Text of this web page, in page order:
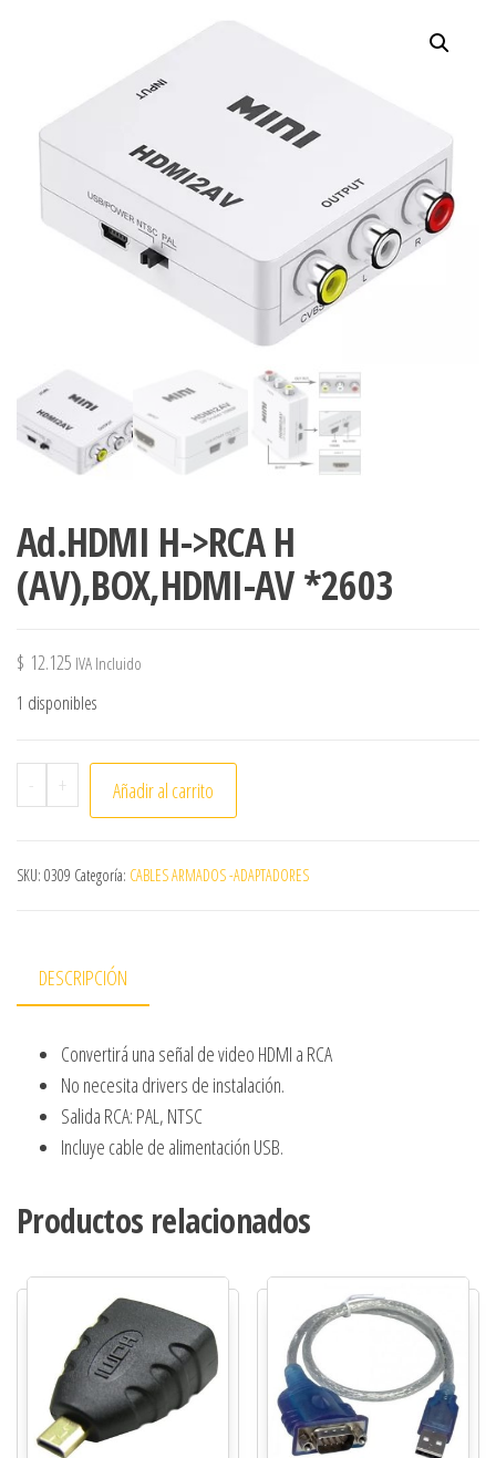
Ad.HDMI H->RCA H
(AV),BOX,HDMI-AV *2603
$ 12.125 IVA Incluido
1 disponibles
- Ad.HDMI H->RCA H (AV),BOX,HDMI-AV *2603 cantidad
+ Añadir al carrito
SKU: 0309 Categoría: CABLES ARMADOS -ADAPTADORES
DESCRIPCIÓN
Convertirá una señal de video HDMI a RCA
No necesita drivers de instalación.
Salida RCA: PAL, NTSC
Incluye cable de alimentación USB.
Productos relacionados